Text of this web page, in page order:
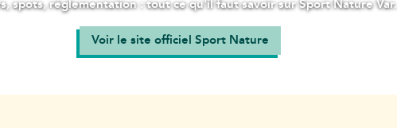
spots, réglementation : tout ce qu'il faut savoir sur Sport Nature Var.
Voir le site officiel Sport Nature